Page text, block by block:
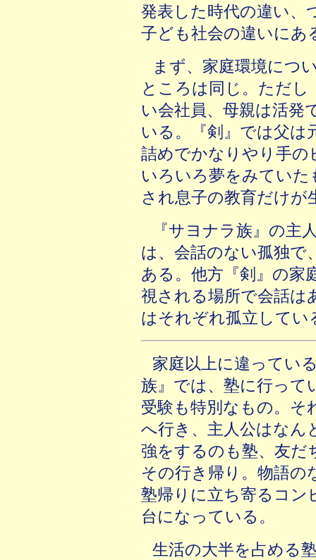
発表した時代の違い、
子ども社会の違いにあ
まず、家庭環境につ
ところは同じ。ただ
い会社員、母親は活発
いる。『剣』では父は
詰めでかなりやり手
いろいろ夢をみてい
され息子の教育だけが
『サヨナラ族』の主
は、会話のない孤独で
ある。他方『剣』の家
視される場所で会話は
はそれぞれ孤立してい
家庭以上に違ってい
族』では、塾に行って
受験も特別なもの。そ
へ行き、主人公はなん
強をするのも塾、友
その行き帰り。物語の
塾帰りに立ち寄るコン
台になっている。
生活の大半を占める